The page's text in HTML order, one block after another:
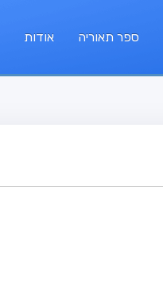
ספר תאוריה אודות